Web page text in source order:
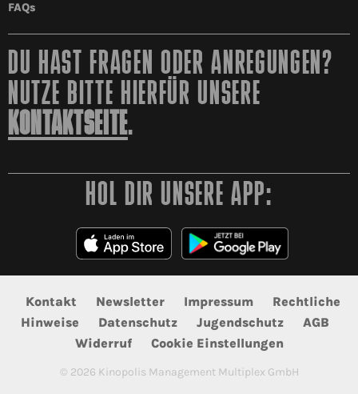
FAQs
DU HAST FRAGEN ODER ANREGUNGEN?
NUTZE BITTE HIERFÜR UNSERE
KONTAKTSEITE.
HOL DIR UNSERE APP:
Kontakt Newsletter Impressum
Rechtliche
Hinweise
Datenschutz Jugendschutz
AGB
Widerruf
Cookie Einstellungen
© 2026 Kinopolis Management Multiplex GmbH